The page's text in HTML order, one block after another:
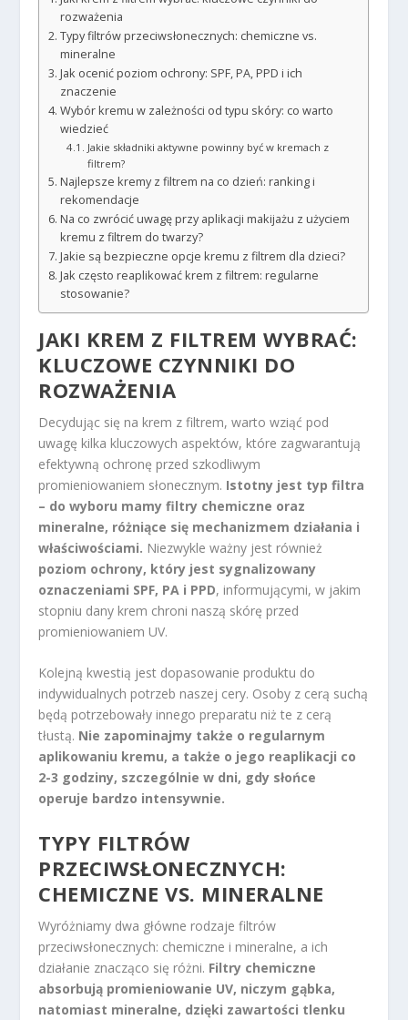
rozważenia
Typy filtrów przeciwsłonecznych: chemiczne vs.
mineralne
Jak ocenić poziom ochrony: SPF, PA, PPD i ich
znaczenie
Wybór kremu w zależności od typu skóry: co warto
wiedzieć
Jakie składniki aktywne powinny być w kremach z
filtrem?
Najlepsze kremy z filtrem na co dzień: ranking i
rekomendacje
Na co zwrócić uwagę przy aplikacji makijażu z użyciem
kremu z filtrem do twarzy?
Jakie są bezpieczne opcje kremu z filtrem dla dzieci?
Jak często reaplikować krem z filtrem: regularne
stosowanie?
JAKI KREM Z FILTREM WYBRAĆ:
KLUCZOWE CZYNNIKI DO
ROZWAŻENIA
Decydując się na krem z filtrem, warto wziąć pod
uwagę kilka kluczowych aspektów, które zagwarantują
efektywną ochronę przed szkodliwym
promieniowaniem słonecznym. Istotny jest typ filtra
– do wyboru mamy filtry chemiczne oraz
mineralne, różniące się mechanizmem działania i
właściwościami. Niezwykle ważny jest również
poziom ochrony, który jest sygnalizowany
oznaczeniami SPF, PA i PPD, informującymi, w jakim
stopniu dany krem chroni naszą skórę przed
promieniowaniem UV.
Kolejną kwestią jest dopasowanie produktu do
indywidualnych potrzeb naszej cery. Osoby z cerą suchą
będą potrzebowały innego preparatu niż te z cerą
tłustą. Nie zapominajmy także o regularnym
aplikowaniu kremu, a także o jego reaplikacji co
2-3 godziny, szczególnie w dni, gdy słońce
operuje bardzo intensywnie.
TYPY FILTRÓW
PRZECIWSŁONECZNYCH:
CHEMICZNE VS. MINERALNE
Wyróżniamy dwa główne rodzaje filtrów
przeciwsłonecznych: chemiczne i mineralne, a ich
działanie znacząco się różni. Filtry chemiczne
absorbują promieniowanie UV, niczym gąbka,
natomiast mineralne, dzięki zawartości tlenku